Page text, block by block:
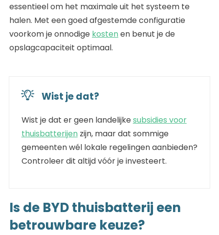
essentieel om het maximale uit het systeem te
halen. Met een goed afgestemde configuratie
voorkom je onnodige kostenen benut je de
opslagcapaciteit optimaal.
Wist je dat?
Wist je dat er geen landelijkesubsidies voor
thuisbatterijenzijn, maar dat sommige
gemeenten wél lokale regelingen aanbieden?
Controleer dit altijd vóór je investeert.
Is de BYD thuisbatterij een
betrouwbare keuze?